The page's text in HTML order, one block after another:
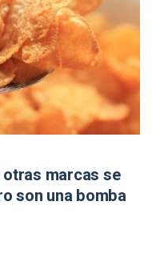
otras marcas se
son una bomba